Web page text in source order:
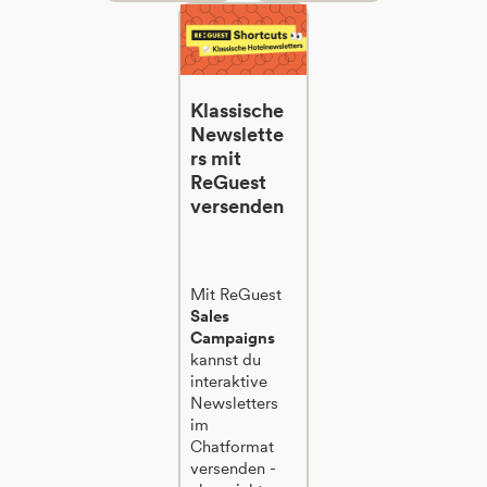
Klassische
Newslette
rs mit
ReGuest
versenden
Mit ReGuest
Sales
Campaigns
kannst du
interaktive
Newsletters
im
Chatformat
versenden -